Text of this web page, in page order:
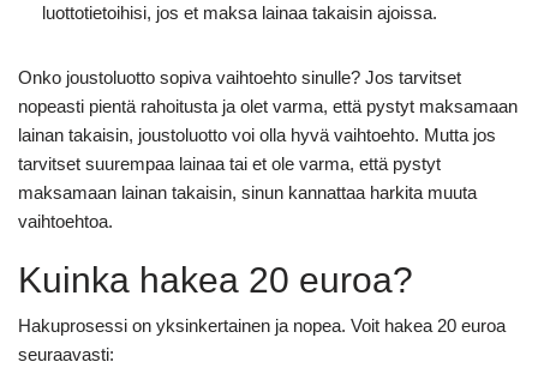
luottotietoihisi, jos et maksa lainaa takaisin ajoissa.
Onko joustoluotto sopiva vaihtoehto sinulle? Jos tarvitset
nopeasti pientä rahoitusta ja olet varma, että pystyt maksamaan
lainan takaisin, joustoluotto voi olla hyvä vaihtoehto. Mutta jos
tarvitset suurempaa lainaa tai et ole varma, että pystyt
maksamaan lainan takaisin, sinun kannattaa harkita muuta
vaihtoehtoa.
Kuinka hakea 20 euroa?
Hakuprosessi on yksinkertainen ja nopea. Voit hakea 20 euroa
seuraavasti: